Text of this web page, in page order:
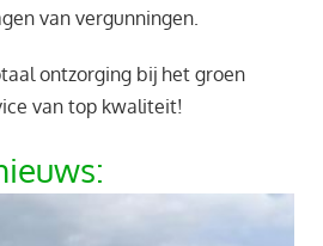
van vergunningen.
ontzorging bij het groen
van top kwaliteit!